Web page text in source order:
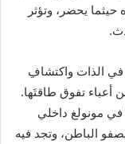
يحضر، وتؤثر
الذات واكتشافِ
أعباء تفوق طاقتَها.
مونولغ داخلي
الباطن، وتجد فيه